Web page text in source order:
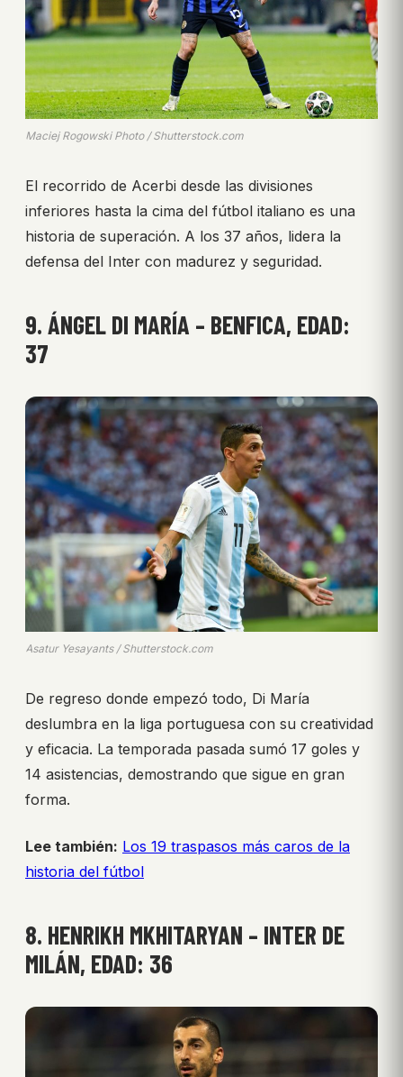
Maciej Rogowski Photo / Shutterstock.com
El recorrido de Acerbi desde las divisiones
inferiores hasta la cima del fútbol italiano es una
historia de superación. A los 37 años, lidera la
defensa del Inter con madurez y seguridad.
9. ÁNGEL DI MARÍA – BENFICA, EDAD:
37
Asatur Yesayants / Shutterstock.com
De regreso donde empezó todo, Di María
deslumbra en la liga portuguesa con su creatividad
y eficacia. La temporada pasada sumó 17 goles y
14 asistencias, demostrando que sigue en gran
forma.
Lee también: Los 19 traspasos más caros de la
historia del fútbol
8. HENRIKH MKHITARYAN – INTER DE
MILÁN, EDAD: 36